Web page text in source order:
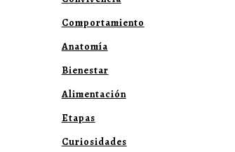
Comportamiento
Anatomía
Bienestar
Alimentación
Etapas
Curiosidades